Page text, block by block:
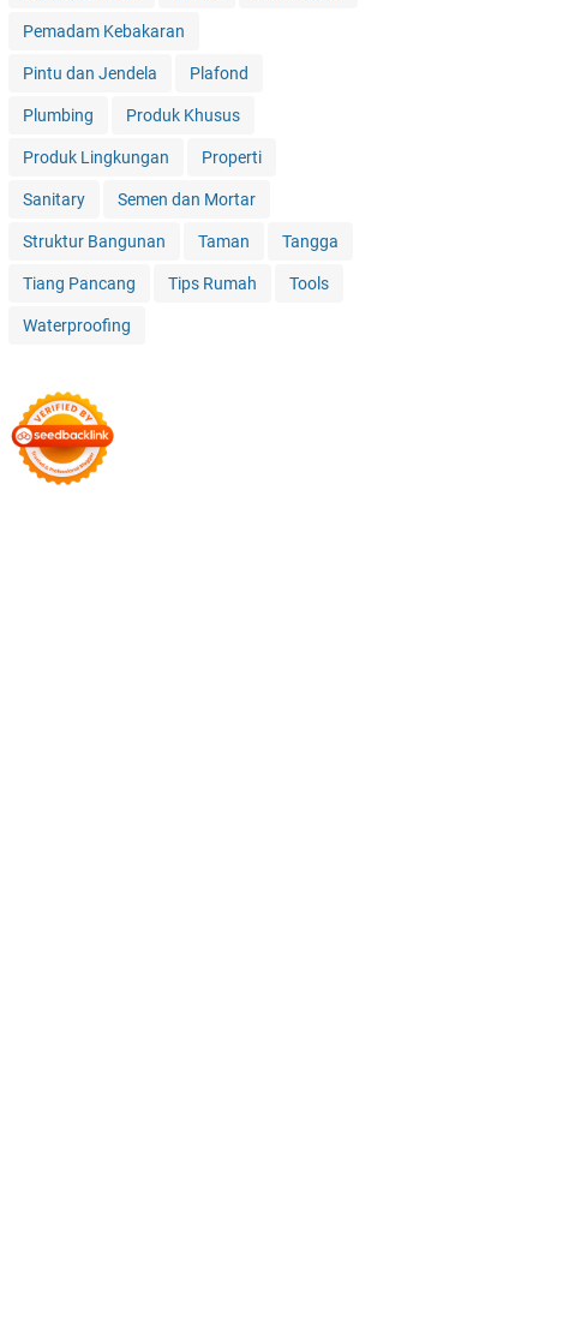
Pemadam Kebakaran
Pintu dan Jendela Plafond
Plumbing Produk Khusus
Produk Lingkungan Properti
Sanitary Semen dan Mortar
Struktur Bangunan Taman Tangga
Tiang Pancang Tips Rumah Tools
Waterproofing